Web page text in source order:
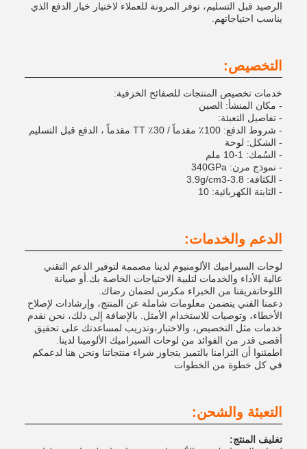
الرصيد قبل التسليم، توفر المرونة للعملاء لاختيار خيار الدفع الذي
يناسب احتياجاتهم.
التخصيص:
خدمات تخصيص المنتجات للصفائح الخزفية:
- مكان المنشأ: الصين
- تفاصيل التعبئة:
- شروط الدفع: 100٪ مقدماً / 30٪ TT مقدماً ، الدفع قبل التسليم
- الشكل: لوحة
- السُمك: 1-10 ملم
- نموذج مرن: 340GPa
- الكثافة: 3.8-3.9g/cm3
- الثابتة الكهربائية: 10
الدعم والخدمات:
لوحات السيراميك الألومنيوم لدينا مصممة لتوفير الدعم التقني
عالية الأداء والخدمات لتلبية الاحتياجات الخاصة بك.أو صيانة
اللوحاتفريقنا من الخبراء مكرس لضمان رضاك.
دعمنا الفني يتضمن معلومات شاملة عن المنتج، وإرشادات لإصلاح
الأخطاء، وتوصيات للاستخدام الأمثل. بالإضافة إلى ذلك، نحن نقدم
خدمات مثل التخصيص، والاختبار،وتدريب لمساعدتك على تحقيق
أقصى قدر من الفوائد من لوحات السيراميك الألومينا لدينا.
اطمئنوا أن التزامنا بالتميز يتجاوز شراء منتجاتنا ونحن هنا لدعمكم
في كل خطوة من الخطوات
التعبئة والشحن:
تغليف المنتج: